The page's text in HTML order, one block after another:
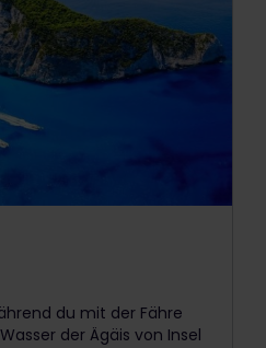
du mit der Fähre
der Ägäis von Insel